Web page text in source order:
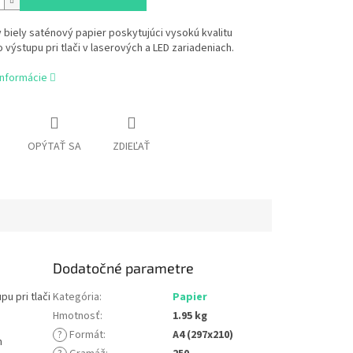
biely saténový papier poskytujúci vysokú kvalitu
pri tlači v laserových a LED zariadeniach.
OPÝTAŤ SA ZDIEĽAŤ
pri tlači
Dodatočné parametre
Kategória:
Papier
Hmotnosť:
1.95 kg
? Formát:
A4 (297x210)